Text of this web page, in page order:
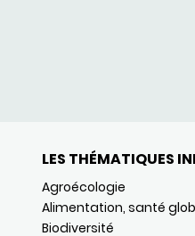
LES THÉMATIQUES
Agroécologie
Alimentation, santé
Biodiversité